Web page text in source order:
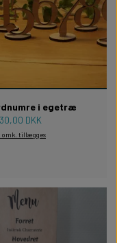
i egetræ
DKK
omk. tillægges